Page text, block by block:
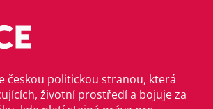
českou politickou stranou, která
životní prostředí a bojuje za